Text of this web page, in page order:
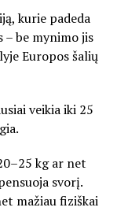
kurie padeda
be mynimo jis
Europos šalių
veikia iki 25
kg ar net
svorį.
mažiau fiziškai